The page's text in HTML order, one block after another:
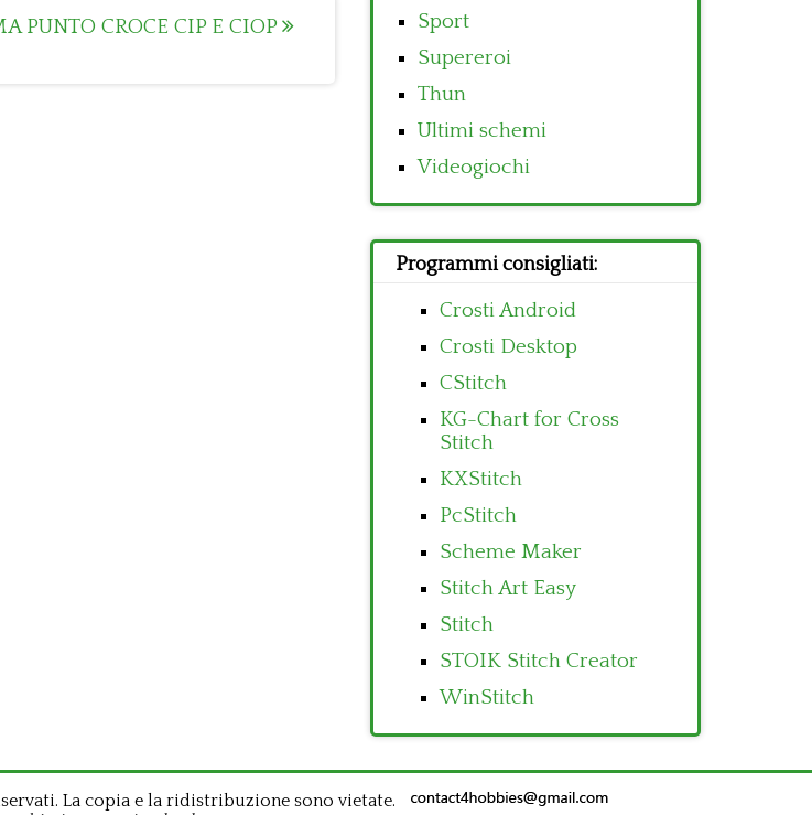
PUNTO CROCE CIP E CIOP
Sport
Supereroi
Thun
Ultimi schemi
Videogiochi
Programmi consigliati:
Crosti Android
Crosti Desktop
CStitch
KG-Chart for Cross
Stitch
KXStitch
PcStitch
Scheme Maker
Stitch Art Easy
Stitch
STOIK Stitch Creator
WinStitch
La copia e la ridistribuzione sono vietate.